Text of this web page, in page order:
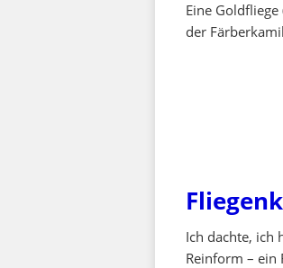
Eine
der
Ich dachte, ich
Reinform – ein